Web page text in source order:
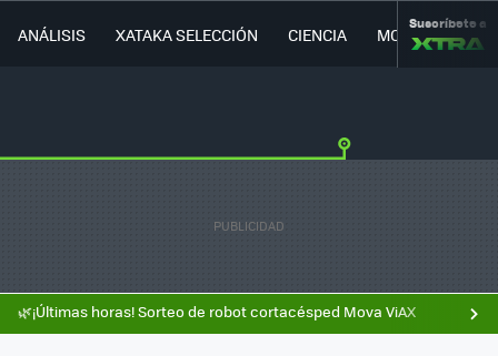
ANÁLISIS XATAKA SELECCIÓN CIENCIA MOVILIDAD
Suscríbete a
🌿¡Últimas horas! Sorteo de robot cortacésped Mova ViAX